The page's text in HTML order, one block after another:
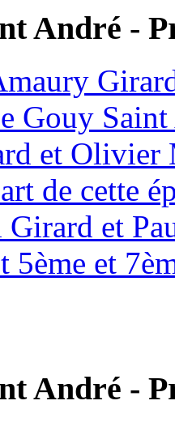
André -
Gouy
et Olivier
de cette
et
5ème et
André -